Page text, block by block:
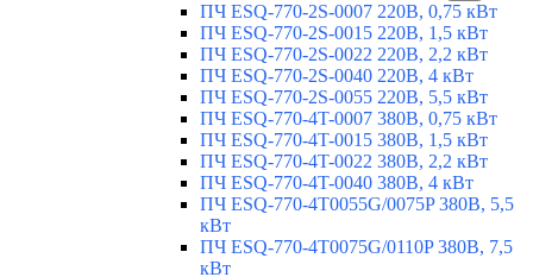
ПЧ ESQ-770-2S-0007 220В, 0,75 кВт
ПЧ ESQ-770-2S-0015 220В, 1,5 кВт
ПЧ ESQ-770-2S-0022 220В, 2,2 кВт
ПЧ ESQ-770-2S-0040 220В, 4 кВт
ПЧ ESQ-770-2S-0055 220В, 5,5 кВт
ПЧ ESQ-770-4T-0007 380В, 0,75 кВт
ПЧ ESQ-770-4T-0015 380В, 1,5 кВт
ПЧ ESQ-770-4T-0022 380В, 2,2 кВт
ПЧ ESQ-770-4T-0040 380В, 4 кВт
ПЧ ESQ-770-4T0055G/0075P 380В, 5,5
кВт
ПЧ ESQ-770-4T0075G/0110P 380В, 7,5
кВт